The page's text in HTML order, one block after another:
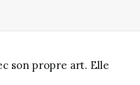
son propre art. Elle